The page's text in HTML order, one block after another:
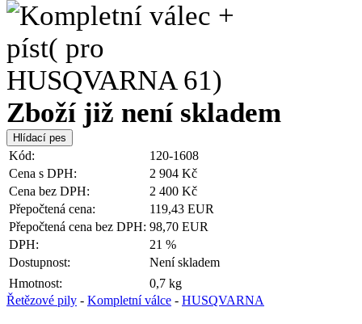
Zboží již není skladem
Kód:
120-1608
Cena s DPH:
2 904 Kč
Cena bez DPH:
2 400 Kč
Přepočtená cena:
119,43 EUR
Přepočtená cena bez DPH: 98,70 EUR
DPH:
21 %
Dostupnost:
Není skladem
Hmotnost:
0,7 kg
Řetězové pily - Kompletní válce - HUSQVARNA